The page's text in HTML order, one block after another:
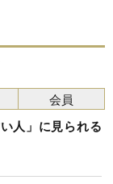
人」に見られる
会員